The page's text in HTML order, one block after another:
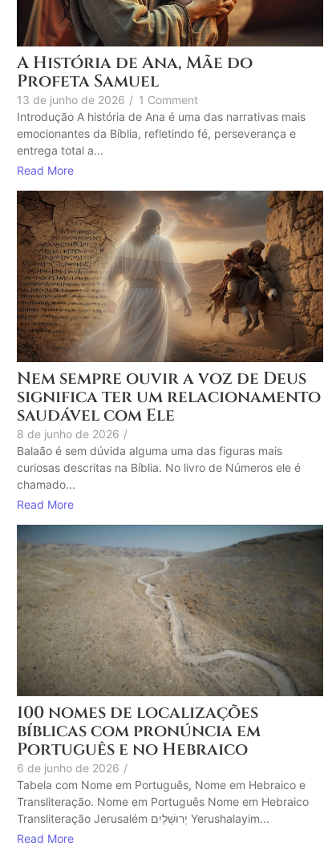
A História de Ana, Mãe do
Profeta Samuel
13 de junho de 2026 / 1 Comment
Introdução A história de Ana é uma das narrativas mais
emocionantes da Bíblia, refletindo fé, perseverança e
entrega total a...
Read More
Nem sempre ouvir a voz de Deus
significa ter um relacionamento
saudável com Ele
8 de junho de 2026 /
Balaão é sem dúvida alguma uma das figuras mais
curiosas descritas na Bíblia. No livro de Números ele é
chamado...
Read More
100 nomes de localizações
bíblicas com pronúncia em
Português e no Hebraico
6 de junho de 2026 /
Tabela com Nome em Português, Nome em Hebraico e
Transliteração. Nome em Português Nome em Hebraico
Transliteração Jerusalém יְרוּשָׁלַיִם Yerushalayim...
Read More